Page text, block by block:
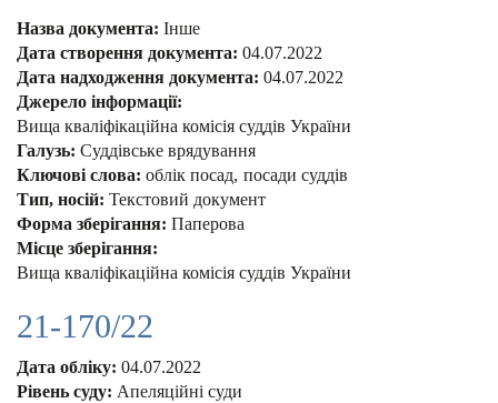
Назва документа: Інше
Дата створення документа: 04.07.2022
Дата надходження документа: 04.07.2022
Джерело інформації:
Вища кваліфікаційна комісія суддів України
Галузь: Суддівське врядування
Ключові слова: облік посад посади суддів
Тип, носій: Текстовий документ
Форма зберігання: Паперова
Місце зберігання:
Вища кваліфікаційна комісія суддів України
21-170/22
Дата обліку: 04.07.2022
Рівень суду: Апеляційні суди